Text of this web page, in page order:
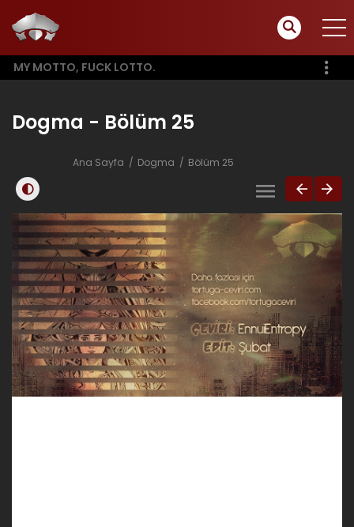
MY MOTTO, FUCK LOTTO.
Dogma - Bölüm 25
Ana Sayfa Dogma Bölüm 25